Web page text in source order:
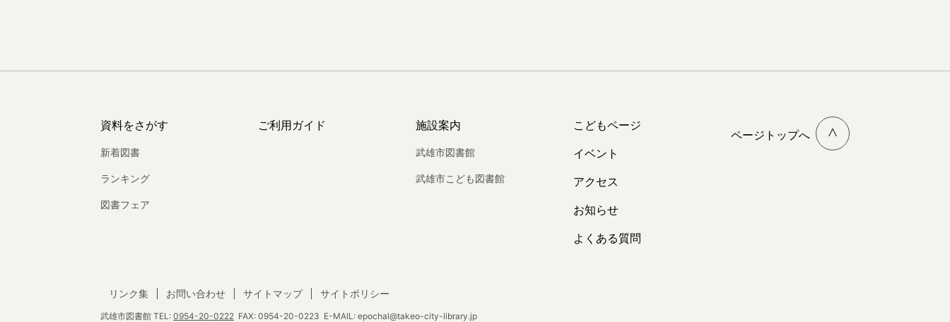
資料をさがす
新着図書
ランキング
図書フェア
ご利用ガイド 施設案内
武雄市図書館
武雄市こども図書館
こどもページ
イベント
アクセス
お知らせ
よくある質問
ページトップへ
武雄市図書館 TEL: 0954-20-0222 FAX: 0954-20-0223 E-MAIL: epochal@takeo-city-library.jp
リンク集 お問い合わせ サイトマップ サイトポリシー